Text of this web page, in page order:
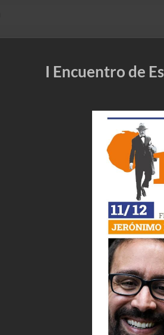
I Encuentro de